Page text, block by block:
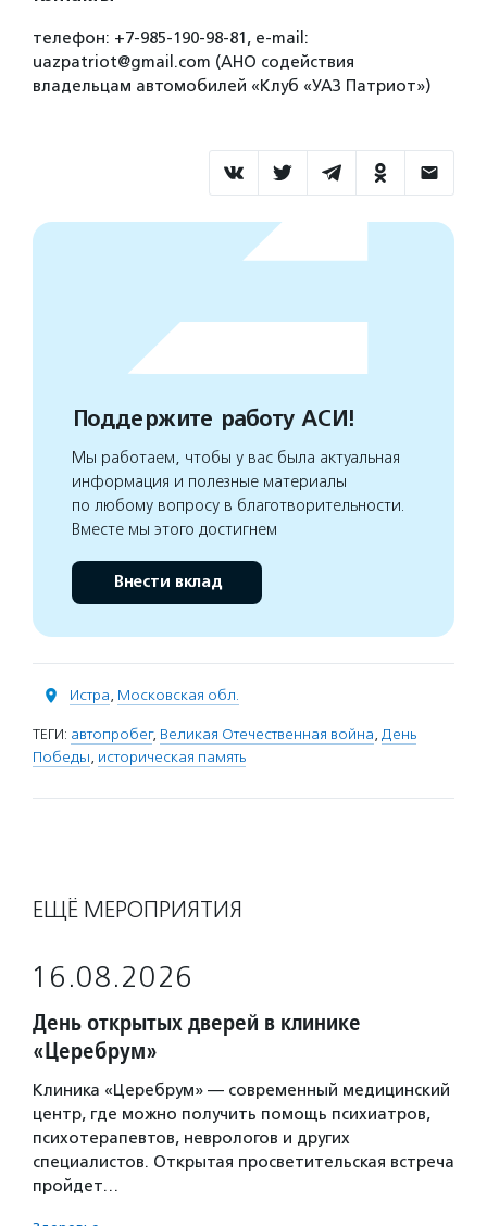
телефон: +7-985-190-98-81, е-mail:
uazpatriot@gmail.com (АНО содействия
владельцам автомобилей «Клуб «УАЗ Патриот»)
Поддержите работу АСИ!
Мы работаем, чтобы у вас была актуальная
информация и полезные материалы
по любому вопросу в благотворительности.
Вместе мы этого достигнем
Внести вклад
Истра, Московская обл.
ТЕГИ: автопробег, Великая Отечественная война, День
Победы, историческая память
ЕЩЁ МЕРОПРИЯТИЯ
16.08.2026
День открытых дверей в клинике
«Церебрум»
Клиника «Церебрум» — современный медицинский
центр, где можно получить помощь психиатров,
психотерапевтов, неврологов и других
специалистов. Открытая просветительская встреча
пройдет…